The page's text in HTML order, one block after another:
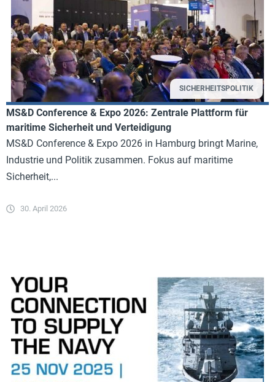
SICHERHEITSPOLITIK
MS&D Conference & Expo 2026: Zentrale Plattform für
maritime Sicherheit und Verteidigung
MS&D Conference & Expo 2026 in Hamburg bringt Marine,
Industrie und Politik zusammen. Fokus auf maritime
Sicherheit,...
30. April 2026